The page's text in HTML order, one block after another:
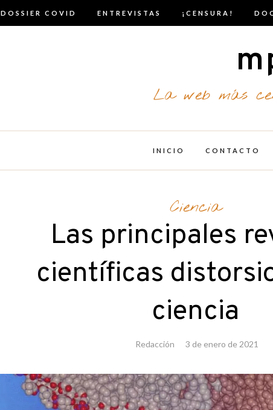
DOSSIER COVID ENTREVISTAS ¡CENSURA!
La web más
INICIO CONTACTO
Ciencia
Las principales
científicas
ciencia
Redacción 3 de enero de 2021